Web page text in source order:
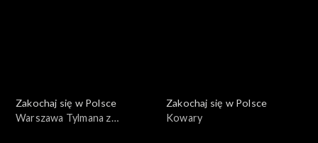
Zakochaj się w Polsce
Warszawa Tylmana z
Zakochaj się w Polsce
Kowary